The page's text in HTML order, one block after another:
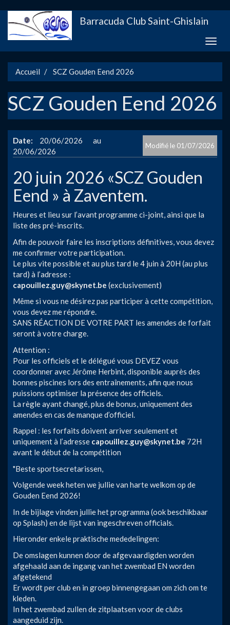
au
contenu
Barracuda Club Saint-Ghislain
Toggle
Accueil SCZ Gouden Eend 2026
SCZ Gouden Eend 2026
01/07/2026
Date
20/06/2026
20/06/2026
20 juin 2026 «SCZ Gouden
Eend » à Zaventem.
Heures et lieu sur l’avant programme ci-joint, ainsi que la
liste des pré-inscrits.
Afin de pouvoir faire les inscriptions définitives, vous devez
me confirmer votre participation.
Le plus vite possible et au plus tard le 4 juin à 20H (au plus
tard) à l’adresse :
capouillez.guy@skynet.be (exclusivement)
Même si vous ne désirez pas participer à cette compétition,
vous devez me répondre.
SANS RÉACTION DE VOTRE PART les amendes de forfait
seront à votre charge.
Attention :
Pour les officiels et le délégué vous DEVEZ vous
coordonner avec Jérôme Herbint, disponible auprès des
bonnes piscines lors des entraînements, afin que nous
puissions optimiser la présence des officiels.
La règle ayant changé, plus de bonus, uniquement des
amendes en cas de manque d’officiel.
Rappel : les forfaits doivent arriver seulement et
uniquement à l’adresse capouillez.guy@skynet.be 72H
avant le début de la compétition
"Beste sportsecretarissen,
Volgende week heten we jullie van harte welkom op de
Gouden Eend 2026!
In de bijlage vinden jullie het programma (ook beschikbaar
op Splash) en de lijst van ingeschreven officials.
Hieronder enkele praktische mededelingen:
De omslagen kunnen door de afgevaardigden worden
afgehaald aan de ingang van het zwembad EN worden
afgetekend
Er wordt per club en in groep binnengegaan om zich om te
kleden.
In het zwembad zullen de zitplaatsen voor de clubs
aangeduid zijn.